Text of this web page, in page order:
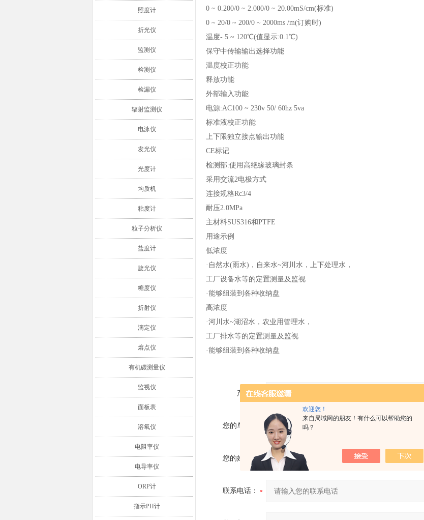
欢迎您！
来自局域网的朋友！有什么可以帮助您的
吗？
照度计
折光仪
监测仪
检测仪
检漏仪
辐射监测仪
电泳仪
发光仪
光度计
均质机
粘度计
粒子分析仪
盐度计
旋光仪
糖度仪
折射仪
滴定仪
熔点仪
有机碳测量仪
监视仪
面板表
溶氧仪
电阻率仪
电导率仪
ORP计
指示PH计
0 ~ 0.200/0 ~ 2.000/0 ~ 20.00mS/cm(标准)
0 ~ 20/0 ~ 200/0 ~ 2000ms /m(订购时)
温度- 5 ~ 120℃(值显示:0.1℃)
保守中传输输出选择功能
温度校正功能
释放功能
外部输入功能
电源:AC100 ~ 230v 50/ 60hz 5va
标准液校正功能
上下限独立接点输出功能
CE标记
检测部:使用高绝缘玻璃封条
采用交流2电极方式
连接规格Rc3/4
耐压2.0MPa
主材料SUS316和PTFE
用途示例
低浓度
·自然水(雨水)，自来水~河川水，上下处理水，
工厂设备水等的定置测量及监视
·能够组装到各种收纳盘
高浓度
·河川水~湖沼水，农业用管理水，
工厂排水等的定置测量及监视
·能够组装到各种收纳盘
产品：
您的单位：
您的姓名：
联系电话：